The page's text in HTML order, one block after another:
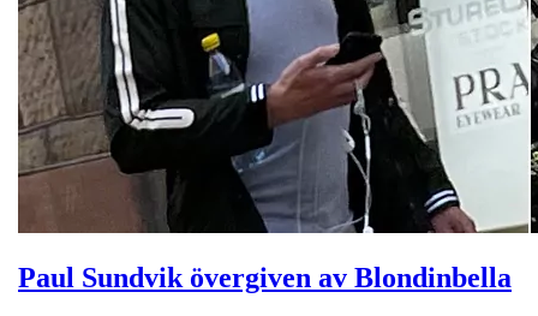
Paul Sundvik övergiven av Blondinbella